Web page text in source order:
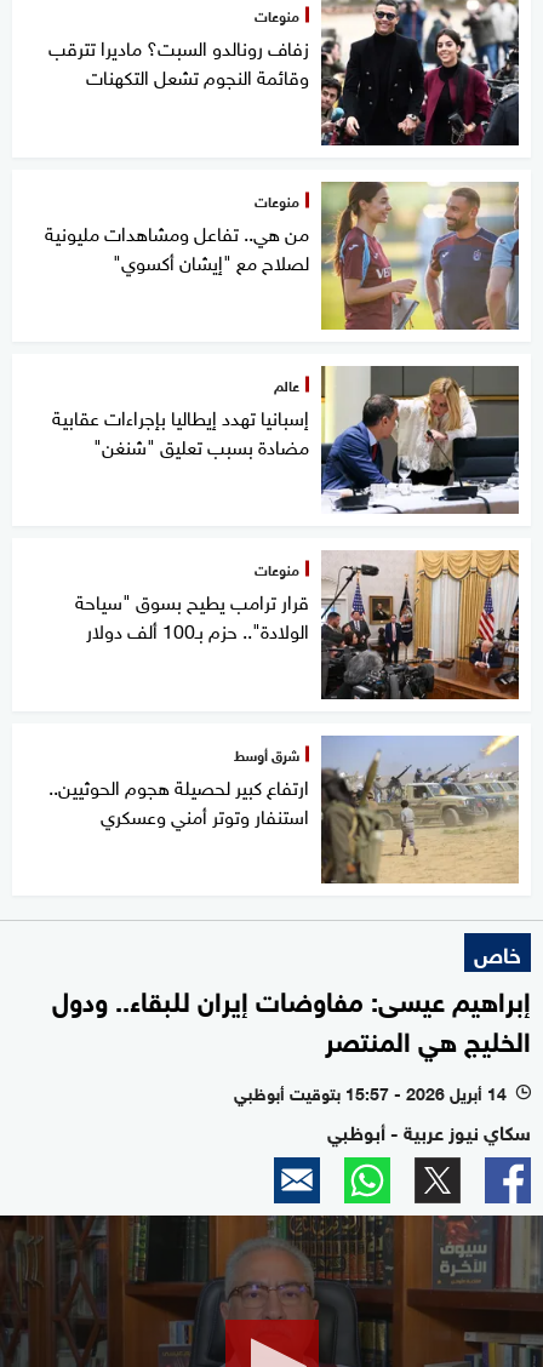
منوعات
زفاف رونالدو السبت؟ ماديرا تترقب
وقائمة النجوم تشعل التكهنات
منوعات
من هي.. تفاعل ومشاهدات مليونية
لصلاح مع "إيشان أكسوي"
عالم
إسبانيا تهدد إيطاليا بإجراءات عقابية
مضادة بسبب تعليق "شنغن"
منوعات
قرار ترامب يطيح بسوق "سياحة
الولادة".. حزم بـ100 ألف دولار
شرق أوسط
ارتفاع كبير لحصيلة هجوم الحوثيين..
استنفار وتوتر أمني وعسكري
خاص
إبراهيم عيسى: مفاوضات إيران للبقاء.. ودول
الخليج هي المنتصر
l 14 أبريل 2026 - 15:57 بتوقيت أبوظبي
سكاي نيوز عربية - أبوظبي
0
seconds
46
minutes,
6
seconds